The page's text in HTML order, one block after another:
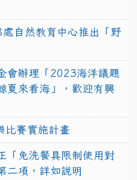
自然教育中心推出「野
會辦理「2023海洋議題
來看海」，歡迎有興
比賽實施計畫
「免洗餐具限制使用對
二項，詳如說明